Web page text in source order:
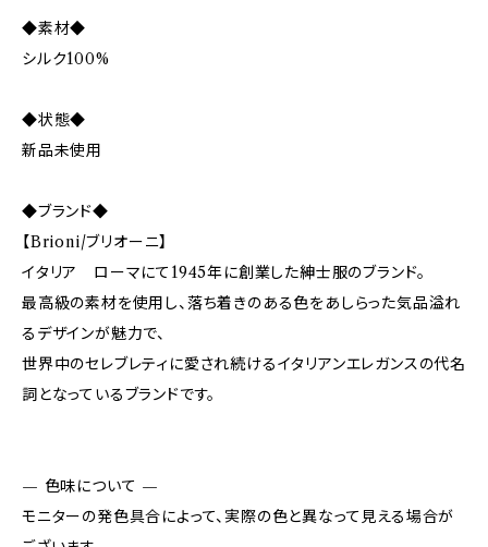
◆素材◆
シルク100%
◆状態◆
新品未使用
◆ブランド◆
【Brioni/ブリオーニ】
イタリア ローマにて1945年に創業した紳士服のブランド。
最高級の素材を使用し、落ち着きのある色をあしらった気品溢れ
るデザインが魅力で、
世界中のセレブレティに愛され続けるイタリアンエレガンスの代名
詞となっているブランドです。
— 色味について —
モニターの発色具合によって、実際の色と異なって見える場合が